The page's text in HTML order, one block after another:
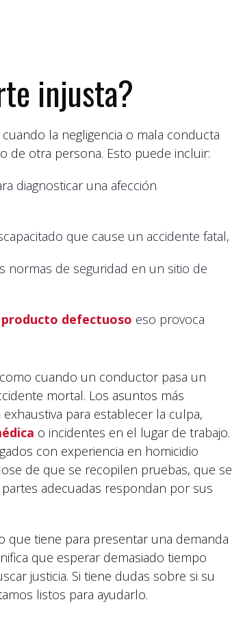
injusta?
la negligencia o mala conducta
de otra persona. Esto puede incluir:
diagnosticar una afección
que cause un accidente fatal,
normas de seguridad en un sitio de
producto defectuoso eso provoca
cuando un conductor pasa un
mortal. Los asuntos más
para establecer la culpa,
o incidentes en el lugar de trabajo.
con experiencia en homicidio
de que se recopilen pruebas, que se
adecuadas respondan por sus
que tiene para presentar una demanda
que esperar demasiado tiempo
justicia. Si tiene dudas sobre si su
listos para ayudarlo.